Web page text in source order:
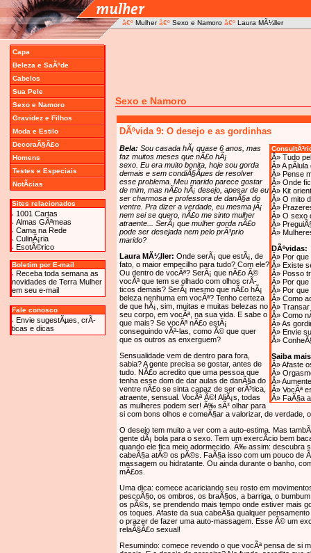
â€º Mulherâ€º Sexo e Namoro â€º Laura MÃ¼ller
Capa
Beleza e SaÃºde
Cabelos
Sua Pele
Sexo e Namoro
Gravidez e Filhos
Moda e Estilo
DecoraÃ§Ã£o
Homens
Testes e Especiais
NotÃ­cias
Sites relacionados
1001 Cartas
Almas GÃªmeas
Cama na Rede
CulinÃ¡ria
EsotÃ©rico
Boletim por E-mail
Receba toda semana as
novidades de Terra Mulher
em seu e-mail
Fale conosco
Envie sugestÃµes, crÃ­
ticas e dicas
Sexo e Namoro
DÃºvida 9: O desejo e as gordinhas
Â» Tudo
Â»A
Â» Pense
Â» Onde
Â» Kit
Â» O mito
Â»
Â» O sexo
Â»
Â»
DÃºvidas:
Â» Por que
Â» Existe
Â» Posso
Â» Por que
Â» Por que
Â» Como
Â» Transar
Â» Como
Â»As
Â» Envie
Â»
Saiba
Â»Afaste
Â»
Â»
Â» VocÃª
Â» FaÃ§a
Bela: Sou casada hÃ¡ quase 6 anos, mas
faz muitos meses que nÃ£o hÃ¡
sexo. Eu era muito bonita, hoje sou gorda
demais e sem condiÃ§Ãµes de resolver
esse problema. Meu marido parece gostar
de mim, mas nÃ£o hÃ¡ desejo, apesar de eu
ser charmosa e professora de danÃ§a do
ventre. Pra dizer a verdade, eu mesma jÃ¡
nem sei se quero, nÃ£o me sinto mulher
atraente... SerÃ¡ que mulher gorda nÃ£o
pode ser desejada nem pelo prÃ³prio
marido?
Laura MÃ¼ller: Onde serÃ¡ que estÃ¡, de
fato, o maior empecilho para tudo? Com ele?
Ou dentro de vocÃª? SerÃ¡ que nÃ£o Ã©
vocÃª que tem se olhado com olhos crÃ­
ticos demais? SerÃ¡ mesmo que nÃ£o hÃ¡
beleza nenhuma em vocÃª? Tenho certeza
de que hÃ¡, sim, muitas e muitas belezas no
seu corpo, em vocÃª, na sua vida. E sabe o
que mais? Se vocÃª nÃ£o estÃ¡
conseguindo vÃª-las, como Ã© que quer
que os outros as enxerguem?
Sensualidade vem de dentro para fora,
sabia? A gente precisa se gostar, antes de
tudo. NÃ£o acredito que uma pessoa que
tenha esse dom de dar aulas de danÃ§a do
ventre nÃ£o se sinta capaz de ser erÃ³tica,
atraente, sensual. VocÃª Ã©! AliÃ¡s, todas
as mulheres podem ser! Ã‰ sÃ³ olhar para
si com bons olhos e comeÃ§ar a valorizar, de verdade,
O desejo tem muito a ver com a auto-estima. Mas
gente dÃ¡ bola para o sexo. Tem um exercÃ­cio bem
quando ele fica meio adormecido. Ã‰ assim: descubra
cabeÃ§a atÃ© os pÃ©s. FaÃ§a isso com um pouco de
massagem ou hidratante. Ou ainda durante o banho,
mÃ£os.
Uma dica: comece acariciando seu rosto em
pescoÃ§o, os ombros, os braÃ§os, a barriga, o
os pÃ©s, se prendendo mais tempo onde estiver mais
os toques. Afaste da sua cabeÃ§a qualquer
o prazer de fazer uma auto-massagem. Esse Ã© um
relaÃ§Ã£o sexual!
Resumindo: comece revendo o que vocÃª pensa de si